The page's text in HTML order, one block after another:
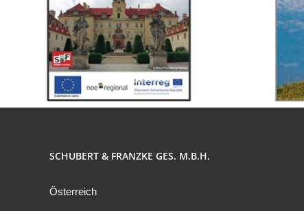
SCHUBERT & FRANZKE GES. M.B.H.
Österreich